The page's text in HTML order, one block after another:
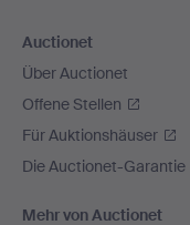
Auctionet
Über Auctionet
Offene Stellen
Für Auktionshäuser
Die Auctionet-Garantie
Mehr von Auctionet